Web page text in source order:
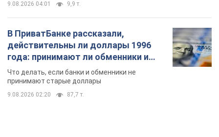
9.08.2026 04:01 9,9 т.
В ПриватБанке рассказали,
действительны ли доллары 1996
года: принимают ли обменники и
банки такие купюры
Что делать, если банки и обменники не
принимают старые доллары
9.08.2026 02:20 87,7 т.